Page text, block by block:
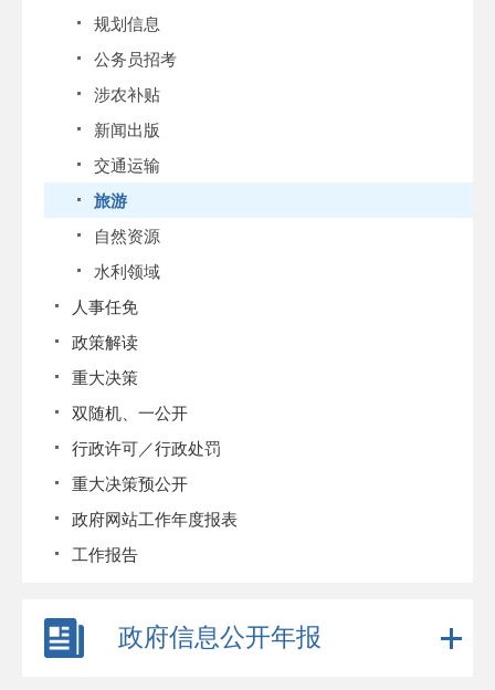
规划信息
公务员招考
涉农补贴
新闻出版
交通运输
旅游
自然资源
水利领域
人事任免
政策解读
重大决策
双随机、一公开
行政许可／行政处罚
重大决策预公开
政府网站工作年度报表
工作报告
政府信息公开年报